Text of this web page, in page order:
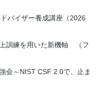
バイザー養成講座（2026
上訓練を用いた新機軸 （フ
会～NIST CSF 2.0で、止ま